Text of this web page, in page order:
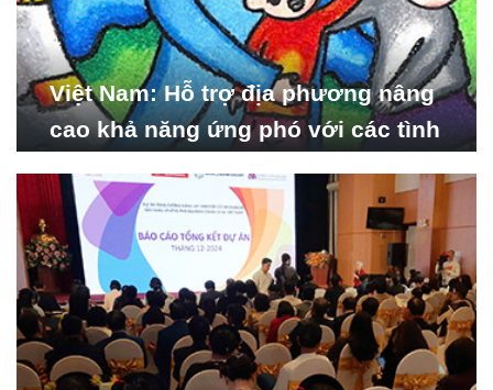
Việt Nam: Hỗ trợ địa phương nâng
cao khả năng ứng phó với các tình